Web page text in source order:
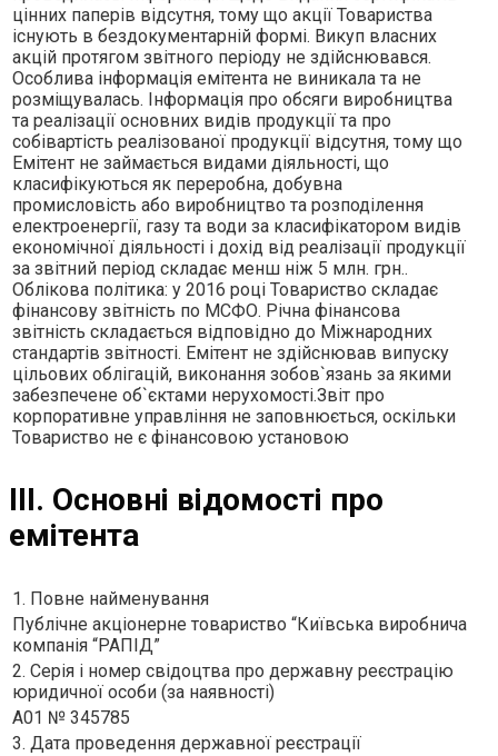
цiнних паперiв вiдсутня, тому що акцiї Товариства
iснують в бездокументарнiй формi. Викуп власних
акцiй протягом звiтного перiоду не здiйснювався.
Особлива iнформацiя емiтента не виникала та не
розмiщувалась. Iнформацiя про обсяги виробництва
та реалiзацiї основних видiв продукцiї та про
собiвартiсть реалiзованої продукцiї вiдсутня, тому що
Емiтент не займається видами дiяльностi, що
класифiкуються як переробна, добувна
промисловiсть або виробництво та розподiлення
електроенергiї, газу та води за класифiкатором видiв
економiчної дiяльностi i дохiд вiд реалiзацiї продукцiї
за звiтний перiод складає менш нiж 5 млн. грн..
Облiкова полiтика: у 2016 роцi Товариство складає
фiнансову звiтнiсть по МСФО. Рiчна фiнансова
звiтнiсть складається вiдповiдно до Мiжнародних
стандартiв звiтностi. Емiтент не здiйснював випуску
цiльових облiгацiй, виконання зобов`язань за якими
забезпечене об`єктами нерухомостi.Звiт про
корпоративне управлiння не заповнюється, оскiльки
Товариство не є фiнансовою установою
III. Основні відомості про
емітента
1. Повне найменування
Публiчне акцiонерне товариство “Київська виробнича
компанiя “РАПIД”
2. Серія і номер свідоцтва про державну реєстрацію
юридичної особи (за наявності)
А01 № 345785
3. Дата проведення державної реєстрації